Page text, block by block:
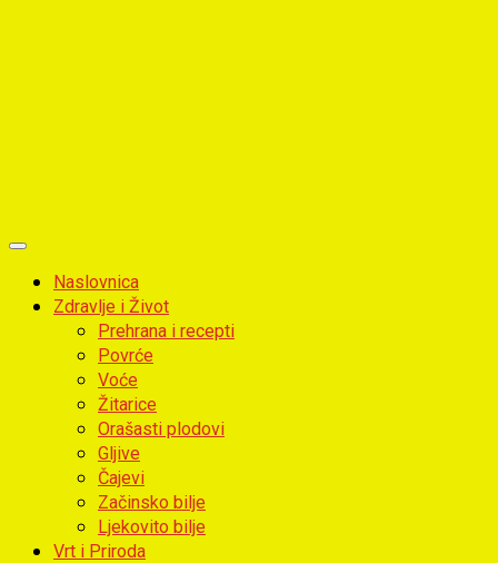
Primary
MenuNaslovnica
Zdravlje i Život
Prehrana i recepti
Povrće
Voće
Žitarice
Orašasti plodovi
Gljive
Čajevi
Začinsko bilje
Ljekovito bilje
Vrt i Priroda